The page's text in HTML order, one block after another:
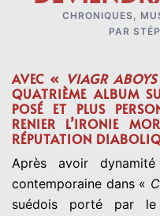
CHRONIQUES ,
PAR
AVEC « VIAGR
QUATRIÈME ALBUM
POSÉ ET PLUS
RENIER L’IRONIE
RÉPUTATION
Après avoir
contemporaine dans «
suédois porté par